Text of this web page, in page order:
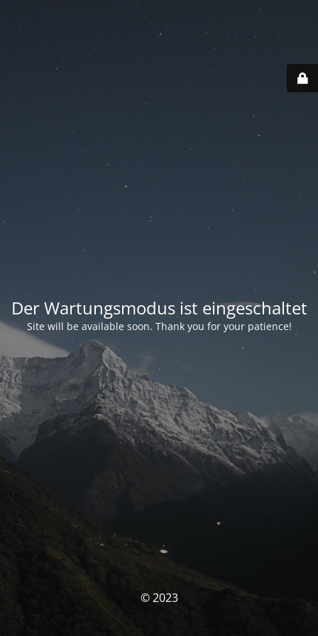
Der Wartungsmodus ist eingeschaltet
Site will be available soon. Thank you for your patience!
© 2023